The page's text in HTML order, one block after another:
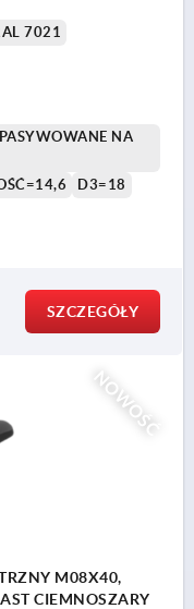
7021
NA
D3=18
SZCZEGÓŁY
NOWOŚĆ
M08X40,
CIEMNOSZARY